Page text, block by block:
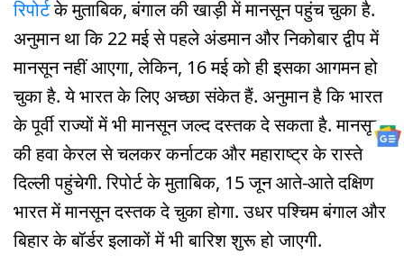
रिपोर्टके मुताबिक, बंगाल की खाड़ी में मानसून पहुंच चुका है.
अनुमान था कि 22 मई से पहले अंडमान और निकोबार द्वीप में
मानसून नहीं आएगा, लेकिन, 16 मई को ही इसका आगमन हो
चुका है. ये भारत के लिए अच्छा संकेत हैं. अनुमान है कि भारत
के पूर्वी राज्यों में भी मानसून जल्द दस्तक दे सकता है. मानसून
की हवा केरल से चलकर कर्नाटक और महाराष्ट्र के रास्ते
दिल्ली पहुंचेगी. रिपोर्ट के मुताबिक, 15 जून आते-आते दक्षिण
भारत में मानसून दस्तक दे चुका होगा. उधर पश्चिम बंगाल और
बिहार के बॉर्डर इलाकों में भी बारिश शुरू हो जाएगी.